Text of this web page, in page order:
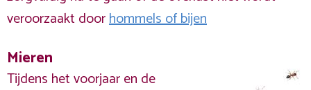
veroorzaakt doorhommels of bijen
Mieren
Tijdens het voorjaar en de